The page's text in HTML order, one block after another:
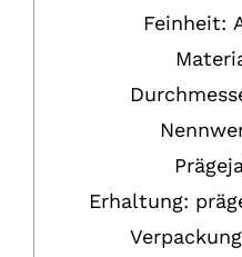
Feinheit:
Erhaltung: